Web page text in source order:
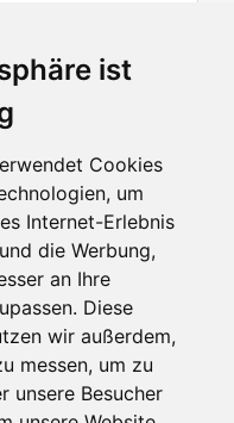
ist
Cookies
um
Internet-Erlebnis
die Werbung,
an Ihre
Diese
wir außerdem,
messen, um zu
unsere Besucher